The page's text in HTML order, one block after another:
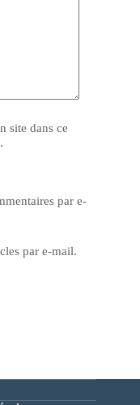
site dans ce
par e-
par e-mail.